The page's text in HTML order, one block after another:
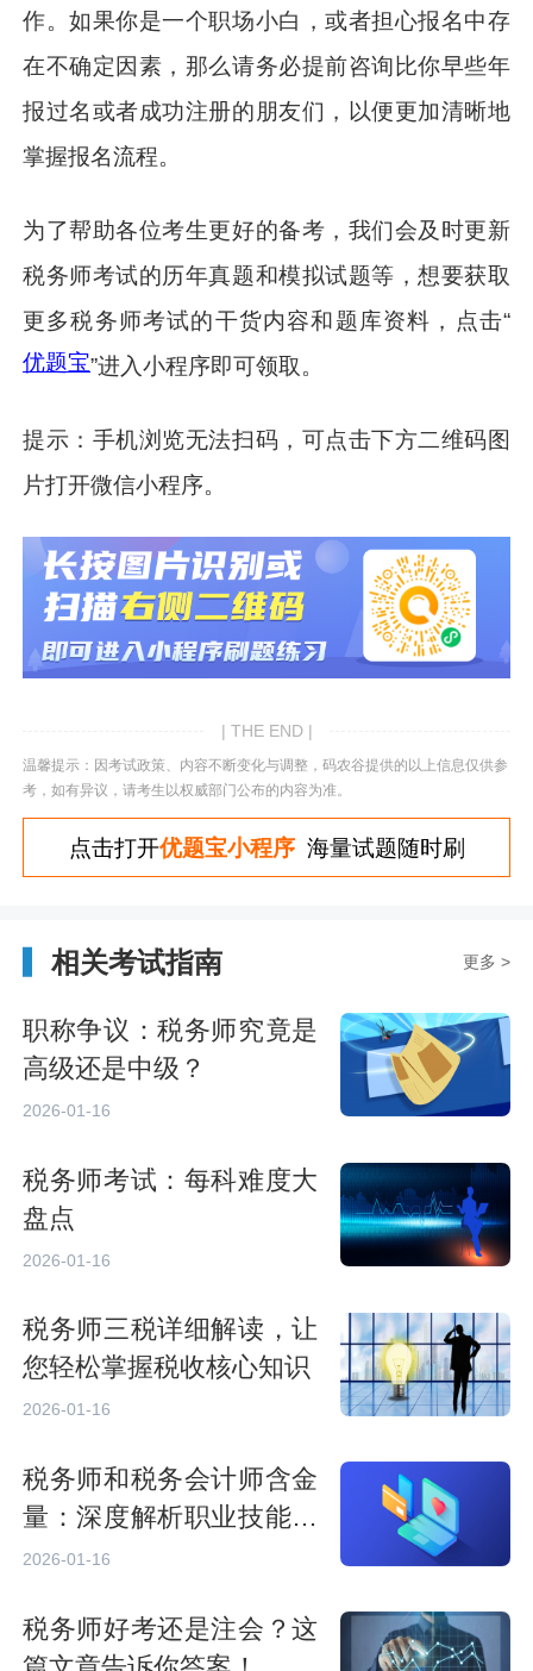
作。如果你是一个职场小白，或者担心报名中存
在不确定因素，那么请务必提前咨询比你早些年
报过名或者成功注册的朋友们，以便更加清晰地
掌握报名流程。
为了帮助各位考生更好的备考，我们会及时更新
税务师考试的历年真题和模拟试题等，想要获取
更多税务师考试的干货内容和题库资料，点击“
优题宝”进入小程序即可领取。
提示：手机浏览无法扫码，可点击下方二维码图
片打开微信小程序。
| THE END |
温馨提示：因考试政策、内容不断变化与调整，码农谷提供的以上信息仅供参
考，如有异议，请考生以权威部门公布的内容为准。
点击打开优题宝小程序海量试题随时刷
相关考试指南 更多 >
职称争议：税务师究竟是
高级还是中级？
2026-01-16
税务师考试：每科难度大
盘点
2026-01-16
税务师三税详细解读，让
您轻松掌握税收核心知识
2026-01-16
税务师和税务会计师含金
量：深度解析职业技能要
求
2026-01-16
税务师好考还是注会？这